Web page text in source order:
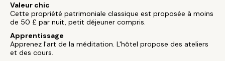
Valeur chic
Cette propriété patrimoniale classique est proposée à moins
de 50 £ par nuit, petit déjeuner compris.
Apprentissage
Apprenez l'art de la méditation. L'hôtel propose des ateliers
et des cours.